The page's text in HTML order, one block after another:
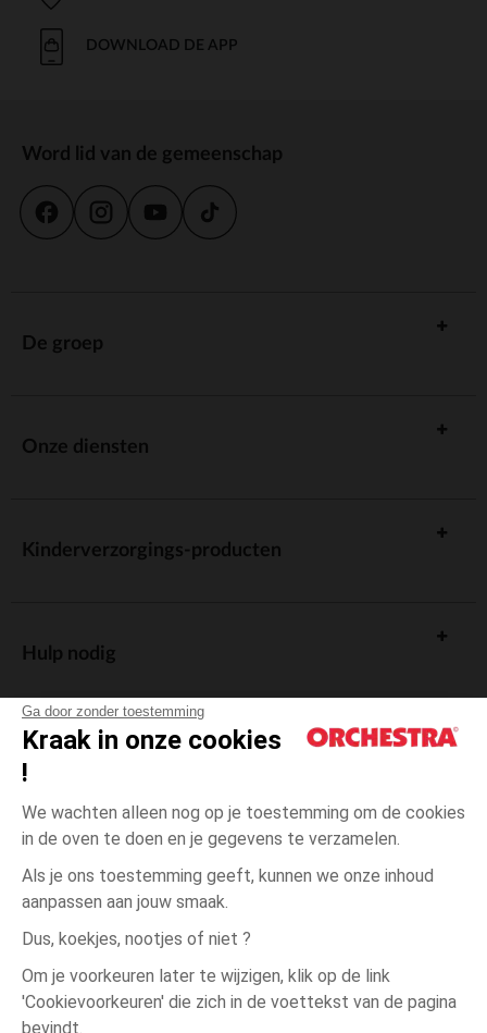
Ga door zonder toestemming
Kraak in onze cookies
!
We wachten alleen nog op je toestemming om de cookies
in de oven te doen en je gegevens te verzamelen.
Als je ons toestemming geeft, kunnen we onze inhoud
aanpassen aan jouw smaak.
Dus, koekjes, nootjes of niet ?
Om je voorkeuren later te wijzigen, klik op de link
'Cookievoorkeuren' die zich in de voettekst van de pagina
bevindt.
Roze Roze 20
DOWNLOAD DE APP
Word lid van de gemeenschap
De groep
Onze diensten
Kinderverzorgings-producten
Hulp nodig
Algemene verkoopsvoorwaarden
Wettelijke bepalingen
Persoonsgegevens